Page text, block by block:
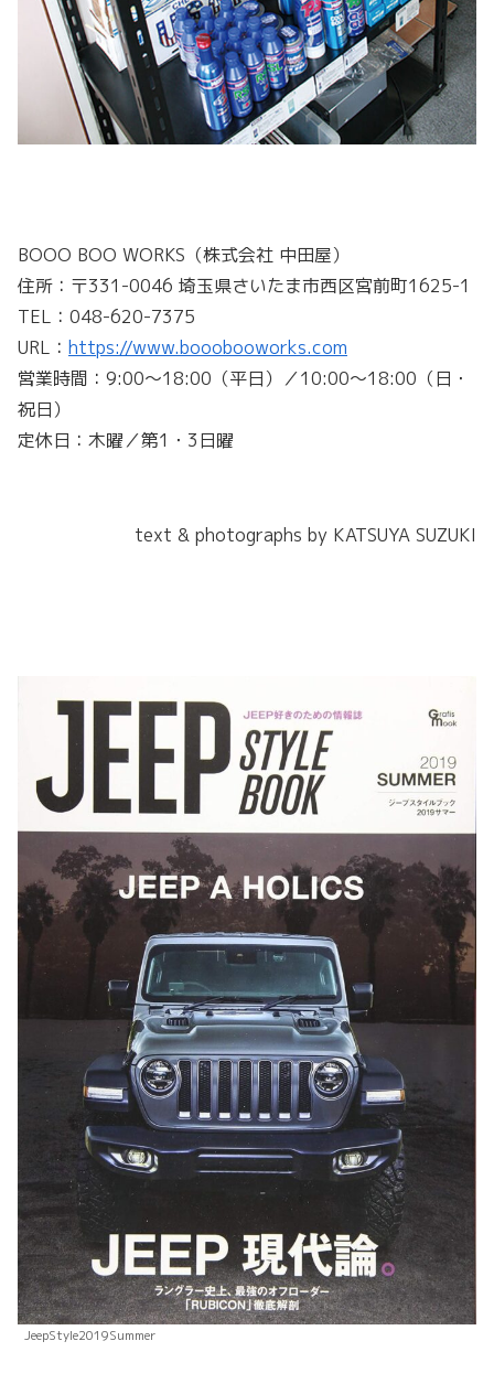
BOOO BOO WORKS（株式会社 中田屋）
住所：〒331-0046 埼玉県さいたま市西区宮前町1625-1
TEL：048-620-7375
URL： https://www.booobooworks.com
営業時間：9:00～18:00（平日）／10:00～18:00（日・
祝日）
定休日：木曜／第1・3日曜
text & photographs by KATSUYA SUZUKI
JeepStyle2019Summer